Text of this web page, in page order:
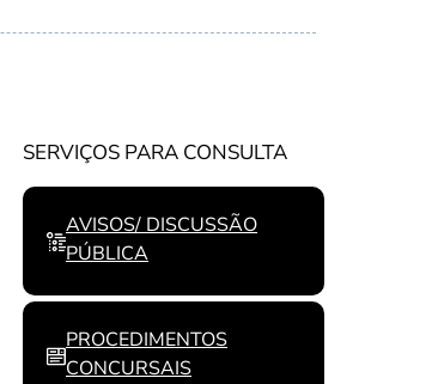
SERVIÇOS PARA CONSULTA
AVISOS/ DISCUSSÃO
PÚBLICA
PROCEDIMENTOS
CONCURSAIS